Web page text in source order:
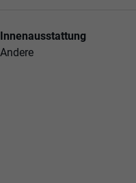
Innenausstattung
Andere